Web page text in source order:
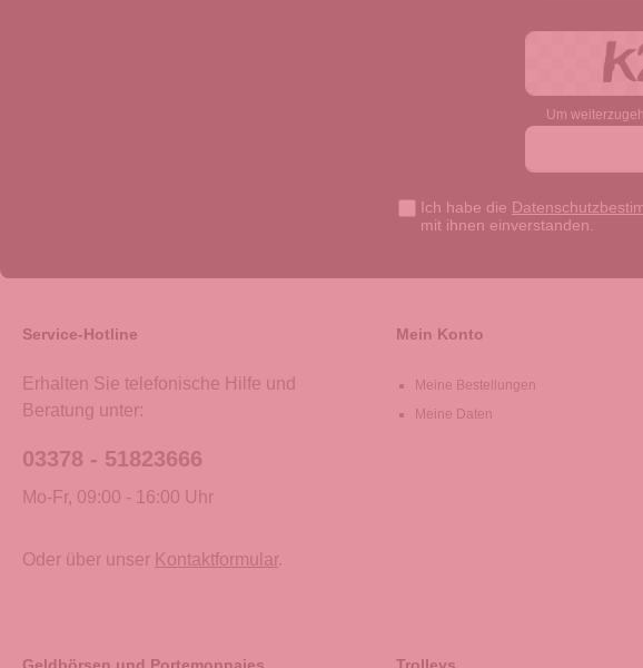
Um
Ich habe die
mit ihnen einverstanden.
Service-Hotline
Erhalten Sie telefonische Hilfe und
Beratung unter:
03378 - 51823666
Mo-Fr, 09:00 - 16:00 Uhr
Oder über unser Kontaktformular.
Mein Konto
Meine Bestellungen
Meine Daten